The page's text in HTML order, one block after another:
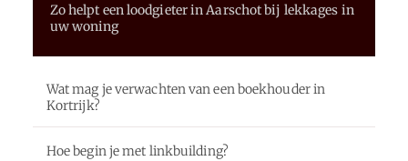
Zo helpt een loodgieter in Aarschot bij lekkages in
uw woning
Wat mag je verwachten van een boekhouder in
Kortrijk?
Hoe begin je met linkbuilding?